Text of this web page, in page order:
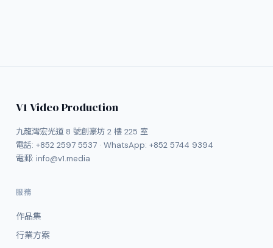
V1 Video Production
九龍灣宏光道 8 號創豪坊 2 樓 225 室
電話: +852 2597 5537· WhatsApp: +852 5744 9394
電郵: info@v1.media
服務
作品集
行業方案